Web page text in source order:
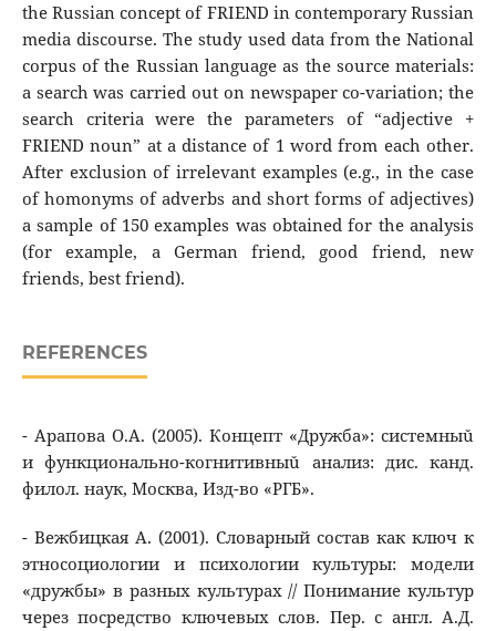
the Russian concept of FRIEND in contemporary Russian
media discourse. The study used data from the National
corpus of the Russian language as the source materials:
a search was carried out on newspaper co-variation; the
search criteria were the parameters of “adjective +
FRIEND noun” at a distance of 1 word from each other.
After exclusion of irrelevant examples (e.g., in the case
of homonyms of adverbs and short forms of adjectives)
a sample of 150 examples was obtained for the analysis
(for example, a German friend, good friend, new
friends, best friend).
REFERENCES
- Арапова О.А. (2005). Концепт «Дружба»: системныǔ
и функционально-когнитивныǔ анализ: дис. канд.
филол. наук, Москва, Изд-во «РГБ».
- Вежбицкая А. (2001). Словарный состав как ключ к
этносоциологии и психологии культуры: модели
«дружбы» в разных культурах // Понимание культур
через посредство ключевых слов. Пер. с англ. А.Д.